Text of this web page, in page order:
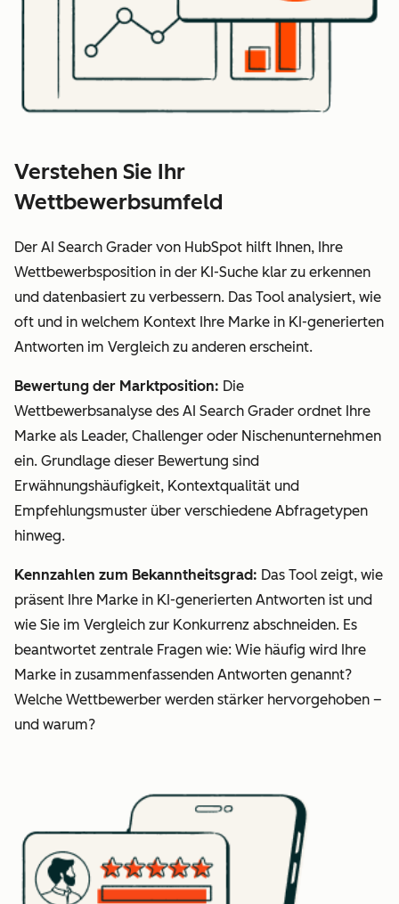
Verstehen Sie Ihr
Wettbewerbsumfeld
Der AI Search Grader von HubSpot hilft Ihnen, Ihre
Wettbewerbsposition in der KI-Suche klar zu erkennen
und datenbasiert zu verbessern. Das Tool analysiert, wie
oft und in welchem Kontext Ihre Marke in KI-generierten
Antworten im Vergleich zu anderen erscheint.
Bewertung der Marktposition: Die
Wettbewerbsanalyse des AI Search Grader ordnet Ihre
Marke als Leader, Challenger oder Nischenunternehmen
ein. Grundlage dieser Bewertung sind
Erwähnungshäufigkeit, Kontextqualität und
Empfehlungsmuster über verschiedene Abfragetypen
hinweg.
Kennzahlen zum Bekanntheitsgrad: Das Tool zeigt, wie
präsent Ihre Marke in KI-generierten Antworten ist und
wie Sie im Vergleich zur Konkurrenz abschneiden. Es
beantwortet zentrale Fragen wie: Wie häufig wird Ihre
Marke in zusammenfassenden Antworten genannt?
Welche Wettbewerber werden stärker hervorgehoben –
und warum?